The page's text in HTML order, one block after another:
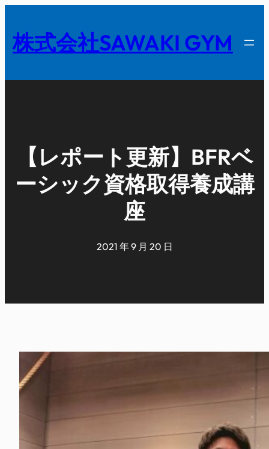
を
キ
株式会社SAWAKI GYM
【レポート更新】BFRベ
ーシック資格取得養成講
座
2021 年 9 月 20 日